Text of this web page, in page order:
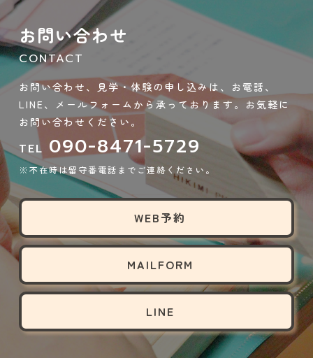
お問い合わせ
CONTACT
お問い合わせ、見学・体験の申し込みは、お電話、
LINE、メールフォームから承っております。お気軽に
お問い合わせください。
TEL 090-8471-5729
※不在時は留守番電話までご連絡ください。
WEB予約
MAILFORM
LINE